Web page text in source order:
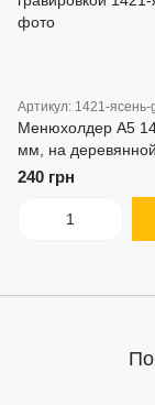
Артикул: 1421-ясень-
Менюхолдер А5
мм, на деревянной
подставке из
основание из
тент для меню и
240 грн